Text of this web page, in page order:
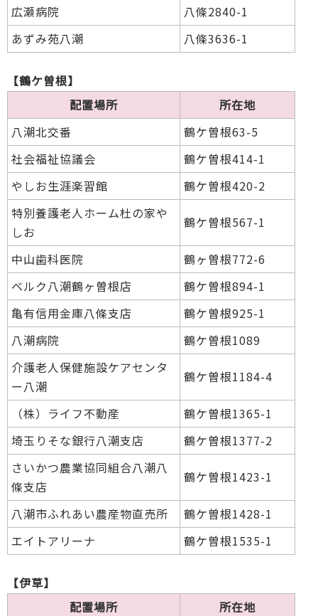
広瀬病院
八條2840-1
あずみ苑八潮
八條3636-1
【鶴ケ曽根】
配置場所
所在地
八潮北交番
鶴ケ曽根63-5
社会福祉協議会
鶴ケ曽根414-1
やしお生涯楽習館
鶴ケ曽根420-2
特別養護老人ホーム杜の家や
しお
鶴ケ曽根567-1
中山歯科医院
鶴ヶ曽根772-6
ベルク八潮鶴ヶ曽根店
鶴ケ曽根894-1
亀有信用金庫八條支店
鶴ケ曽根925-1
八潮病院
鶴ケ曽根1089
介護老人保健施設ケアセンタ
ー八潮
鶴ケ曽根1184-4
（株）ライフ不動産
鶴ケ曽根1365-1
埼玉りそな銀行八潮支店
鶴ケ曽根1377-2
さいかつ農業協同組合八潮八
條支店
鶴ケ曽根1423-1
八潮市ふれあい農産物直売所
鶴ケ曽根1428-1
エイトアリーナ
鶴ケ曽根1535-1
【伊草】
配置場所
所在地